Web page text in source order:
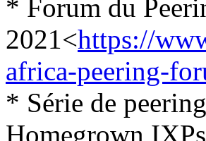
* Forum du
2021<https://
africa-peering-
* Série de
Homegrown IXPs